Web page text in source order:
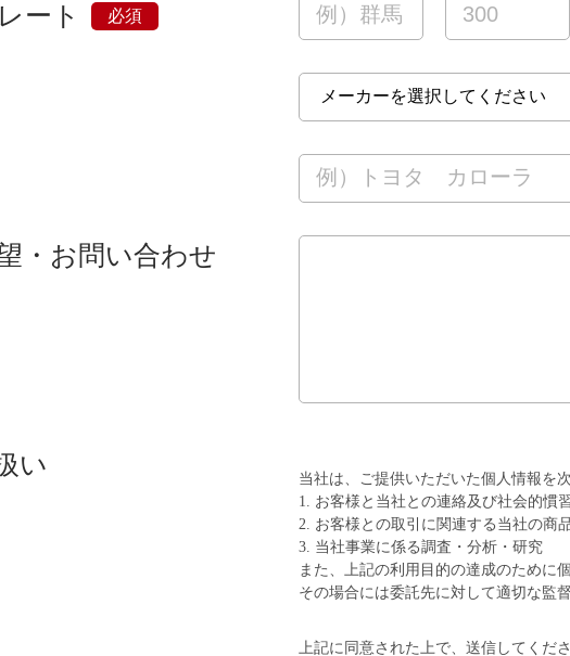
ート
・お問い合わせ
い
当社は、ご提供いただいた個人情報を
1. お客様と当社との連絡及び社会的慣
2. お客様との取引に関連する当社の商
3. 当社事業に係る調査・分析・研究
また、上記の利用目的の達成のために
その場合には委託先に対して適切な監
上記に同意された上で、送信してくだ